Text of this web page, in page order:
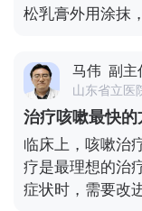
餐，平时也不能
松乳膏外用涂抹
合使用第一代抗
或者赛庚啶，当
选择肤痒颗粒或
马伟 副主
山东省立医
治疗咳嗽最快的
临床上，咳嗽治
疗是最理想的治
症状时，需要改